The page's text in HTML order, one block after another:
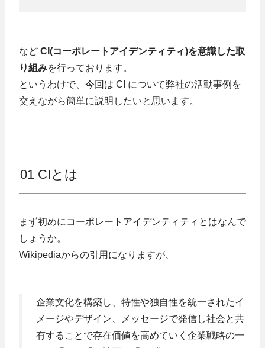
など CI(コーポレートアイデンティティ)を意識した取
り組みを行っております。
というわけで、今回は CI について弊社の活動事例を
交えながら簡単に説明したいと思います。
01 CIとは
まず初めにコーポレートアイデンティティとはなんで
しょうか。
Wikipediaからの引用になりますが、
企業文化を構築し、特性や独自性を統一されたイ
メージやデザイン、メッセージで発信し社会と共
有することで存在価値を高めていく企業戦略の一